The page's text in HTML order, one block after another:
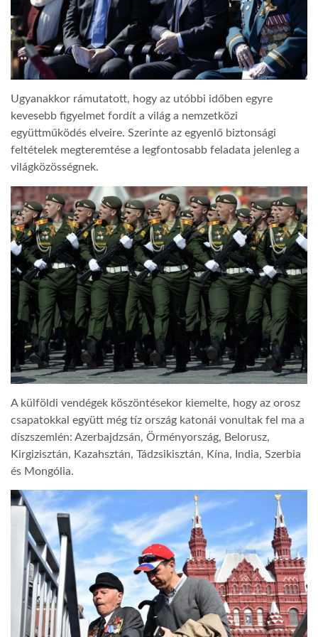
Ugyanakkor rámutatott, hogy az utóbbi időben egyre
kevesebb figyelmet fordít a világ a nemzetközi
együttműködés elveire. Szerinte az egyenlő biztonsági
feltételek megteremtése a legfontosabb feladata jelenleg a
világközösségnek.
A külföldi vendégek köszöntésekor kiemelte, hogy az orosz
csapatokkal együtt még tíz ország katonái vonultak fel ma a
díszszemlén: Azerbajdzsán, Örményország, Belorusz,
Kirgizisztán, Kazahsztán, Tádzsikisztán, Kína, India, Szerbia
és Mongólia.